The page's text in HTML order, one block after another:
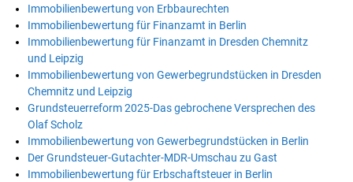
Immobilienbewertung von Erbbaurechten
Immobilienbewertung für Finanzamt in Berlin
Immobilienbewertung für Finanzamt in Dresden Chemnitz
und Leipzig
Immobilienbewertung von Gewerbegrundstücken in Dresden
Chemnitz und Leipzig
Grundsteuerreform 2025-Das gebrochene Versprechen des
Olaf Scholz
Immobilienbewertung von Gewerbegrundstücken in Berlin
Der Grundsteuer-Gutachter-MDR-Umschau zu Gast
Immobilienbewertung für Erbschaftsteuer in Berlin